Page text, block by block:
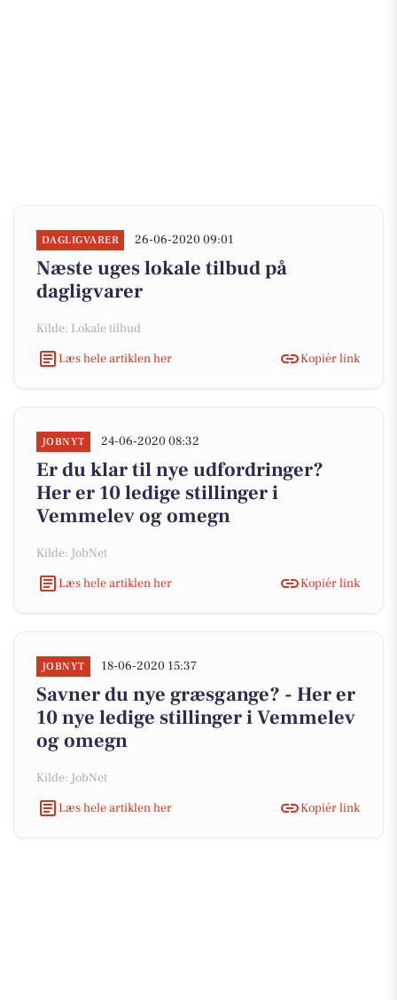
DAGLIGVARER 26-06-2020 09:01
Næste uges lokale tilbud på
dagligvarer
Kilde: Lokale tilbud
Læs hele artiklen her
Kopiér link
JOBNYT 24-06-2020 08:32
Er du klar til nye udfordringer?
Her er 10 ledige stillinger i
Vemmelev og omegn
Kilde: JobNet
Læs hele artiklen her
Kopiér link
JOBNYT 18-06-2020 15:37
Savner du nye græsgange? - Her er
10 nye ledige stillinger i Vemmelev
og omegn
Kilde: JobNet
Læs hele artiklen her
Kopiér link